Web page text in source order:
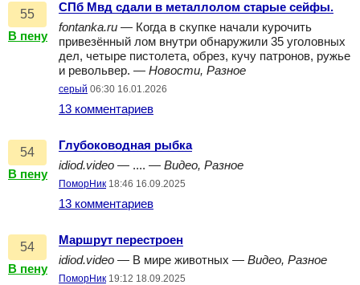
55
В пену
СПб Мвд сдали в металлолом старые сейфы.
fontanka.ru — Когда в скупке начали курочить
привезённый лом внутри обнаружили 35 уголовных
дел, четыре пистолета, обрез, кучу патронов, ружье
и револьвер. — Новости, Разное
серый 06:30 16.01.2026
13 комментариев
54
В пену
Глубоководная рыбка
idiod.video — .... — Видео, Разное
ПоморНик 18:46 16.09.2025
13 комментариев
54
В пену
Маршрут перестроен
idiod.video — В мире животных — Видео, Разное
ПоморНик 19:12 18.09.2025